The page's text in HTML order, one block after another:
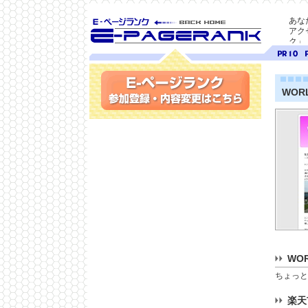
SEO対策に E-ページ
ランク
あな
アク
ク」
ランク
10
9
ちょっ
楽
参加登録(無料)・内容変更